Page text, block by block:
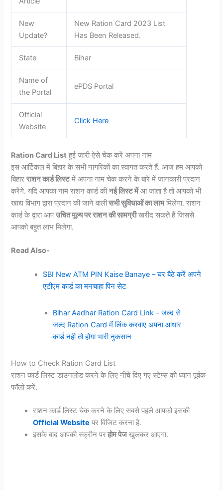
New
Update?
New Ration Card 2023 List
Has Been Released.
State Bihar
Name of
the Portal
ePDS Portal
Official
Website
Click Here
Ration Card List हुई जारी ऐसे चेक करें अपना नाम
इस आर्टिकल में बिहार के सभी नागरिकों का स्वागत करते हैं. आज हम आपको
बिहारराशन कार्ड लिस्टमें अपना नाम चेक करने के बारे में जानकारी प्रदान
करेंगे. यदि आपका नाम राशन कार्ड कीनई लिस्ट मेंआ जाता है तो आपको भी
खाद्य विभाग द्वारा प्रदान की जाने वालीसभी सुविधाओं का लाभमिलेगा. राशन
कार्ड के द्वारा आपउचित मूल्य पर राशन की सामग्रीखरीद सकते हैं जिससे
आपको बहुत लाभ मिलेगा.
Read Also-
SBI New ATM PIN Kaise Banaye – घर बैठे करें अपने
एटीएम कार्ड का मनचाहा पिन सेट
Bihar Aadhar Ration Card Link – जल्द से
जल्द Ration Card में लिंक करवाए अपना आधार
कार्ड नही तो होगा भारी नुकसान
How to Check Ration Card List
राशन कार्ड लिस्ट डाउनलोड करने के लिए नीचे दिए गए स्टेप्स को ध्यान पूर्वक
फॉलो करें.
राशन कार्ड लिस्ट चेक करने के लिए सबसे पहले आपको इसकी
Official Website पर विजिट करना है.
इसके बाद आपकी स्क्रीन परहोम पेजखुलकर आएगा.